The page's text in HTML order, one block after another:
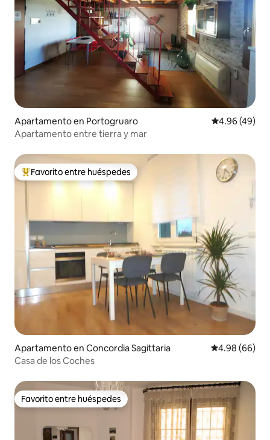
Apartamento en Portogruaro Calificación
4.96 (49)
Apartamento entre tierra y mar
Favorito entre huéspedes preferido
Favorito entre huéspedes
Apartamento en Concordia Sagittaria Calificación
4.98 (66)
Casa de los Coches
Favorito entre huéspedes
Favorito entre huéspedes